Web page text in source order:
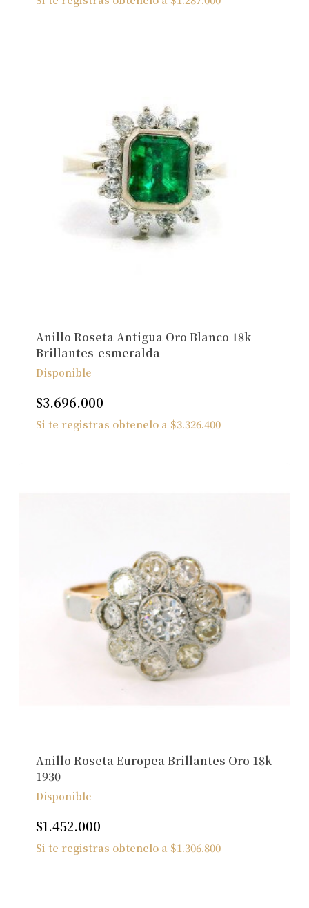
Anillo Roseta Antigua Oro Blanco 18k
Brillantes-esmeralda
Disponible
$3.696.000
Si te registras obtenelo a $3.326.400
Anillo Roseta Europea Brillantes Oro 18k
1930
Disponible
$1.452.000
Si te registras obtenelo a $1.306.800